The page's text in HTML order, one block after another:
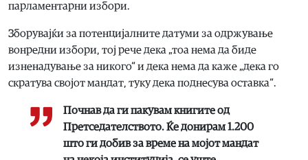
парламентарни избори.
Зборувајќи за потенцијалните датуми за одржување
вонредни избори, тој рече дека „тоа нема да биде
изненадување за никого“ и дека нема да каже „дека го
скратува својот мандат, туку дека поднесува оставка“.
Почнав да ги пакувам книгите од
Претседателството. Ќе донирам 1.200
што ги добив за време на мојот мандат